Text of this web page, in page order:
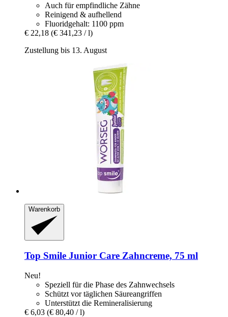
Auch für empfindliche Zähne
Reinigend & aufhellend
Fluoridgehalt: 1100 ppm
€ 22,18 (€ 341,23 / l)
Zustellung bis 13. August
Warenkorb
Top Smile Junior Care Zahncreme, 75 ml
Neu!
Speziell für die Phase des Zahnwechsels
Schützt vor täglichen Säureangriffen
Unterstützt die Remineralisierung
€ 6,03 (€ 80,40 / l)